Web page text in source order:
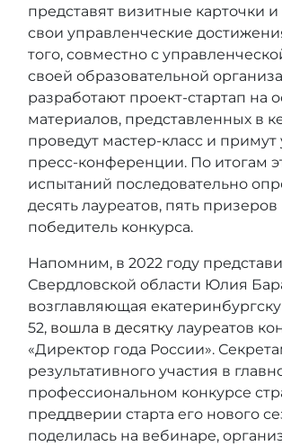
представят визитные карточки
свои управленческие
того, совместно с
своей образовательной
разработают проект-стартап на
материалов, представленных в
проведут мастер-класс и примут
пресс-конференции. По итогам
испытаний последовательно
десять лауреатов, пять
победитель конкурса.
Напомним, в 2022 году
Свердловской области Юлия
возглавляющая
52, вошла в десятку лауреатов
«Директор года России».
результативного участия в
профессиональном конкурсе
преддверии старта его нового
поделилась на вебинаре,